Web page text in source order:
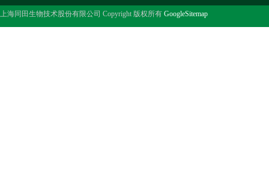
上海同田生物技术股份有限公司 Copyright 版权所有 GoogleSitemap